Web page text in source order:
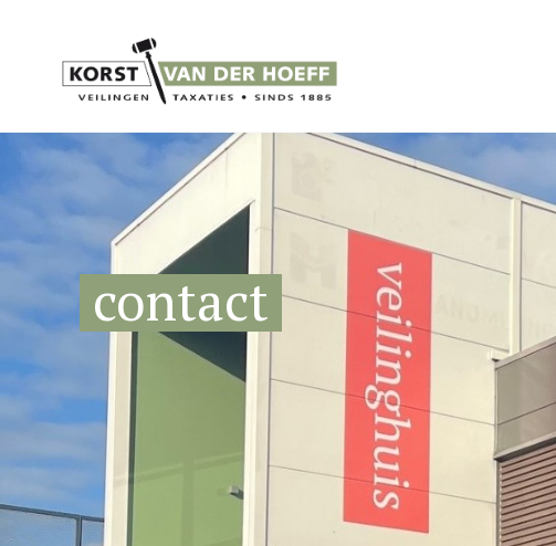
contact